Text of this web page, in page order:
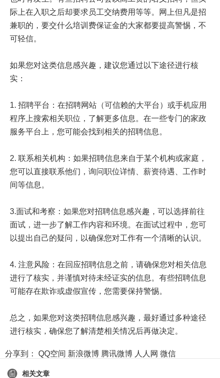
际上在入职之后却要求员工交纳费用等等。网上但凡是招
兼职的，要交什么培训费保证金的大家都要提高警惕，不
可轻信。
如果您对这类信息感兴趣，建议您通过以下途径进行核
实：
1. 招聘平台：在招聘网站（可信赖的大平台）或手机应用
程序上搜索相关职位，了解更多信息。在一些专门的家政
服务平台上，您可能会找到相关的招聘信息。
2. 联系相关机构：如果招聘信息来自于某个机构或家庭，
您可以直接联系他们，询问职位详情、薪资待遇、工作时
间等信息。
3.面试和考察：如果您对招聘信息感兴趣，可以选择前往
面试，进一步了解工作内容和环境。在面试过程中，您可
以提出自己的疑问，以确保您对工作有一个清晰的认识。
4. 注意风险：在回应招聘信息之前，请确保您对相关信息
进行了核实，并谨慎对待未经证实的信息。有些招聘信息
可能存在欺诈或虚假宣传，您需要保持警惕。
总之，如果您对这类招聘信息感兴趣，最好通过多种途径
进行核实，确保您了解清楚相关情况后再做决定。
分享到： QQ空间 新浪微博 腾讯微博 人人网 微信
相关文章